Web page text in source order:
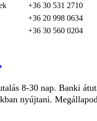
+36 30 531 2710
+36 20 998 0634
+36 30 560 0204
8-30 nap. Banki
nyújtani.